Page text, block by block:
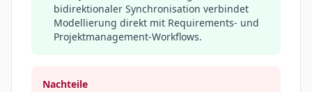
bidirektionaler Synchronisation verbindet
Modellierung direkt mit Requirements- und
Projektmanagement-Workflows.
Nachteile